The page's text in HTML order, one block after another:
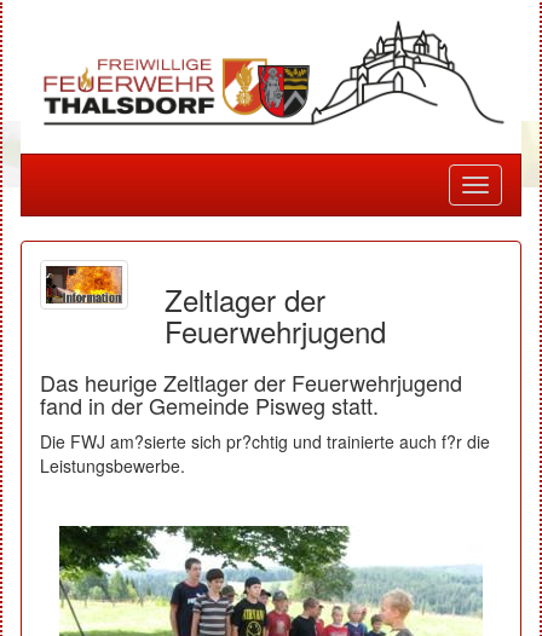
Toggle
Zeltlager der
Feuerwehrjugend
Das heurige Zeltlager der Feuerwehrjugend
fand in der Gemeinde Pisweg statt.
Die FWJ am?sierte sich pr?chtig und trainierte auch f?r die
Leistungsbewerbe.